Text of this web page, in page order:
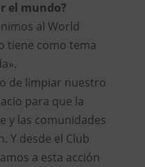
el mundo?
al World
tiene como tema
de limpiar nuestro
para que la
y las comunidades
Y desde el Club
a esta acción